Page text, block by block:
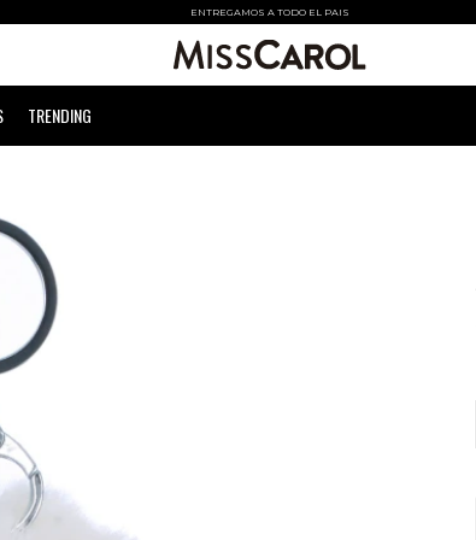
ENTREGAMOS A TODO EL PAIS
TRENDING